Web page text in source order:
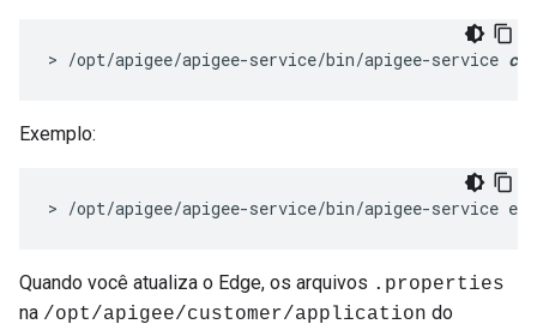
> /opt/apigee/apigee-service/bin/apigee-service
Exemplo:
> /opt/apigee/apigee-service/bin/apigee-service
Quando você atualiza o Edge, os arquivos .properties
na /opt/apigee/customer/application do